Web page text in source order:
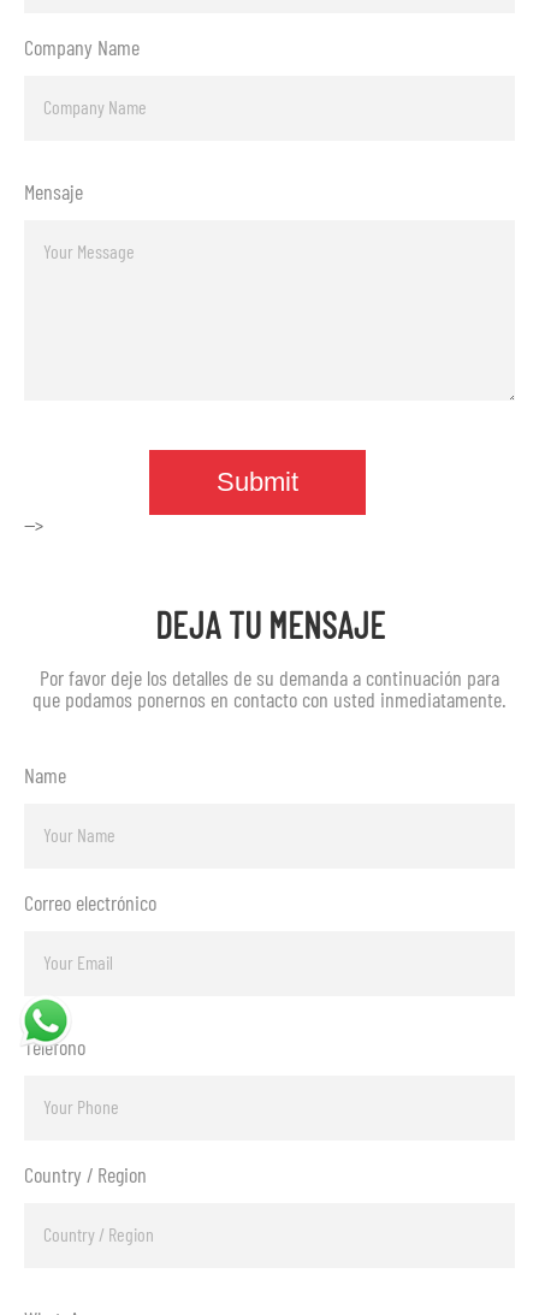
Company Name
Mensaje
-->
DEJA TU MENSAJE
Por favor deje los detalles de su demanda a continuación para
que podamos ponernos en contacto con usted inmediatamente.
Name
Correo electrónico
Teléfono
Country / Region